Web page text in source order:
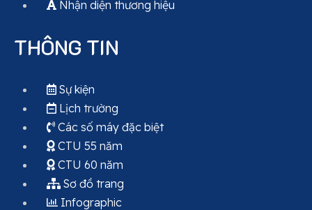
Nhận diện thương hiệu
THÔNG TIN
Sự kiện
Lịch trường
Các số máy đặc biệt
CTU 55 năm
CTU 60 năm
Sơ đồ trang
Infographic